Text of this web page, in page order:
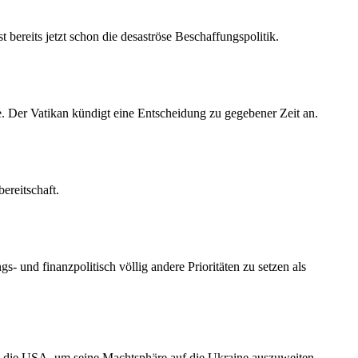
jetzt schon die desaströse Beschaffungspolitik.
Vatikan kündigt eine Entscheidung zu gegebener Zeit an.
und finanzpolitisch völlig andere Prioritäten zu setzen als